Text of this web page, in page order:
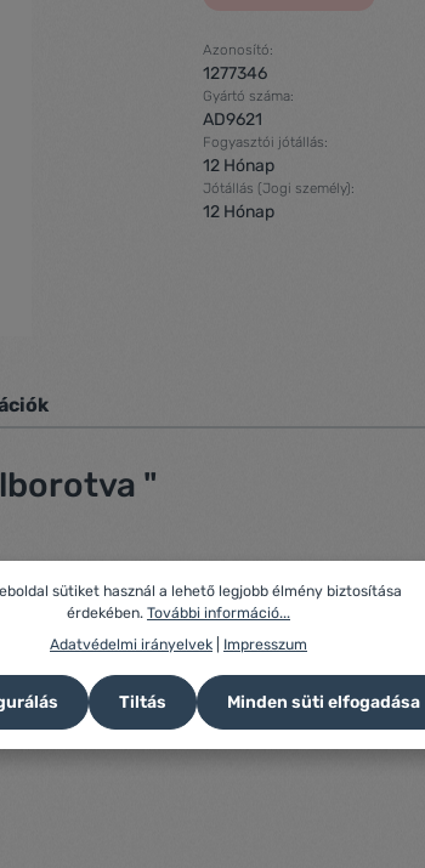
Azonosító:
1277346
Gyártó száma:
AD9621
Fogyasztói jótállás:
12 Hónap
Jótállás (Jogi személy):
12 Hónap
"
sütiket használ a lehető legjobb élmény biztosítása
érdekében. További információ...
Adatvédelmi irányelvek
Impresszum
Tiltás Minden süti elfogadása